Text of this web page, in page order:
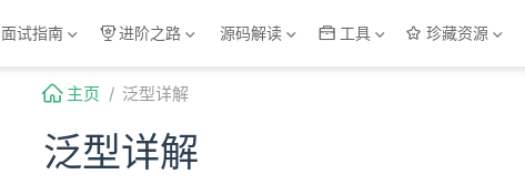
面试指南 进阶之路 源码解读 工具 珍藏资源
主页 泛型详解
泛型详解